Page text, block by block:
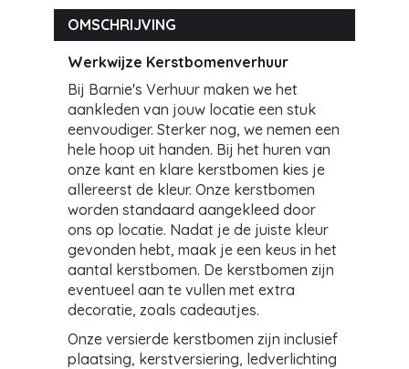
OMSCHRIJVING
Werkwijze Kerstbomenverhuur
Bij Barnie's Verhuur maken we het
aankleden van jouw locatie een stuk
eenvoudiger. Sterker nog, we nemen een
hele hoop uit handen. Bij het huren van
onze kant en klare kerstbomen kies je
allereerst de kleur. Onze kerstbomen
worden standaard aangekleed door
ons op locatie. Nadat je de juiste kleur
gevonden hebt, maak je een keus in het
aantal kerstbomen. De kerstbomen zijn
eventueel aan te vullen met extra
decoratie, zoals cadeautjes.
Onze versierde kerstbomen zijn inclusief
plaatsing, kerstversiering, ledverlichting